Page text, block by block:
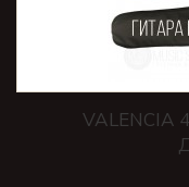
VALENCIA